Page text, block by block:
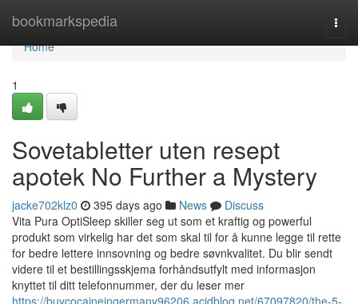
bookmarkspedia
Home
Home
1
Sovetabletter uten resept
apotek No Further a Mystery
jacke702klz0 395 days ago News
Discuss
Vita Pura OptiSleep skiller seg ut som et kraftig og powerful
produkt som virkelig har det som skal til for å kunne legge til rette
for bedre lettere innsovning og bedre søvnkvalitet. Du blir sendt
videre til et bestillingsskjema forhåndsutfylt med informasjon
knyttet til ditt telefonnummer, der du leser mer
https://buycocaineingermany96206.acidblog.net/67097820/the-5-